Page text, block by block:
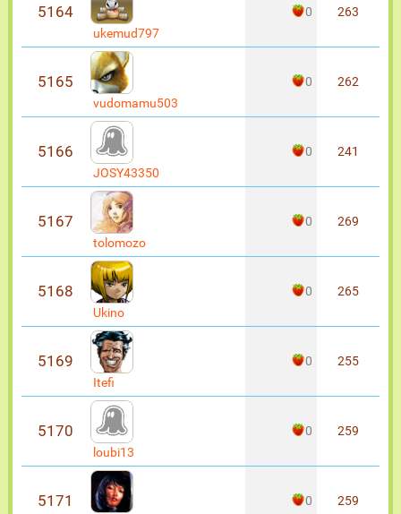
5164
ukemud797
0 263
5165
vudomamu503
0 262
5166
JOSY43350
0 241
5167
tolomozo
0 269
5168
Ukino
0 265
5169
Itefi
0 255
5170
loubi13
0 259
5171 0 259